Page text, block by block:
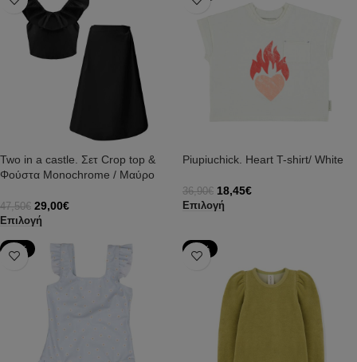
Two in a castle. Σετ Crop top &
Φούστα Monochrome / Μαύρο
47,50€ 29,00€
Επιλογή
Piupiuchick. Heart T-shirt/ White
36,90€ 18,45€
Επιλογή
-50% -58%